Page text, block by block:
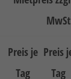
Preis je
Tag
Preis
Tag